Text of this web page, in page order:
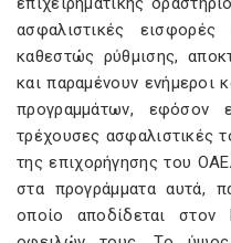
ασφαλιστικές
καθεστώς ρύθμισης,
και παραμένουν ενήμεροι
προγραμμάτων, εφόσον
τρέχουσες ασφαλιστικές
της επιχορήγησης του
στα προγράμματα αυτά,
οποίο αποδίδεται